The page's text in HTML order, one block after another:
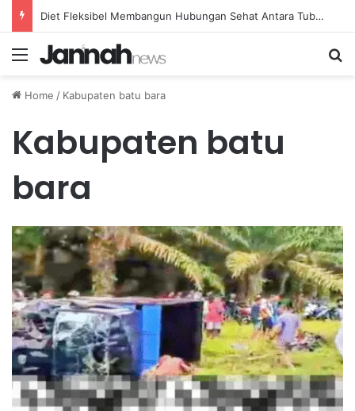
Diet Fleksibel Membangun Hubungan Sehat Antara Tubuh dan Makanan Sehari-hari
Menu
Home / Kabupaten batu bara
Kabupaten batu
bara